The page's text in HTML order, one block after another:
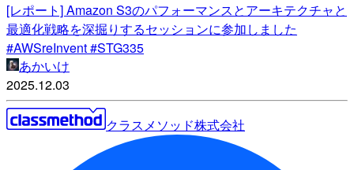
[レポート] Amazon S3のパフォーマンスとアーキテクチャと
最適化戦略を深掘りするセッションに参加しました
#AWSreInvent #STG335
あかいけ
2025.12.03
クラスメソッド株式会社